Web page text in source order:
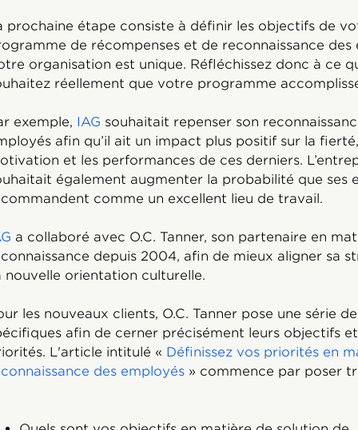
prochaine étape consiste à définir les objectifs de
de récompenses et de reconnaissance des
organisation est unique. Réfléchissez donc à ce
réellement que votre programme
exemple, IAG souhaitait repenser son
afin qu’il ait un impact plus positif sur la
et les performances de ces derniers.
également augmenter la probabilité que ses
comme un excellent lieu de travail.
a collaboré avec O.C. Tanner, son partenaire en
depuis 2004, afin de mieux aligner sa
nouvelle orientation culturelle.
les nouveaux clients, O.C. Tanner pose une série
afin de cerner précisément leurs objectifs
L'article intitulé « Définissez vos priorités en
des employés » commence par poser